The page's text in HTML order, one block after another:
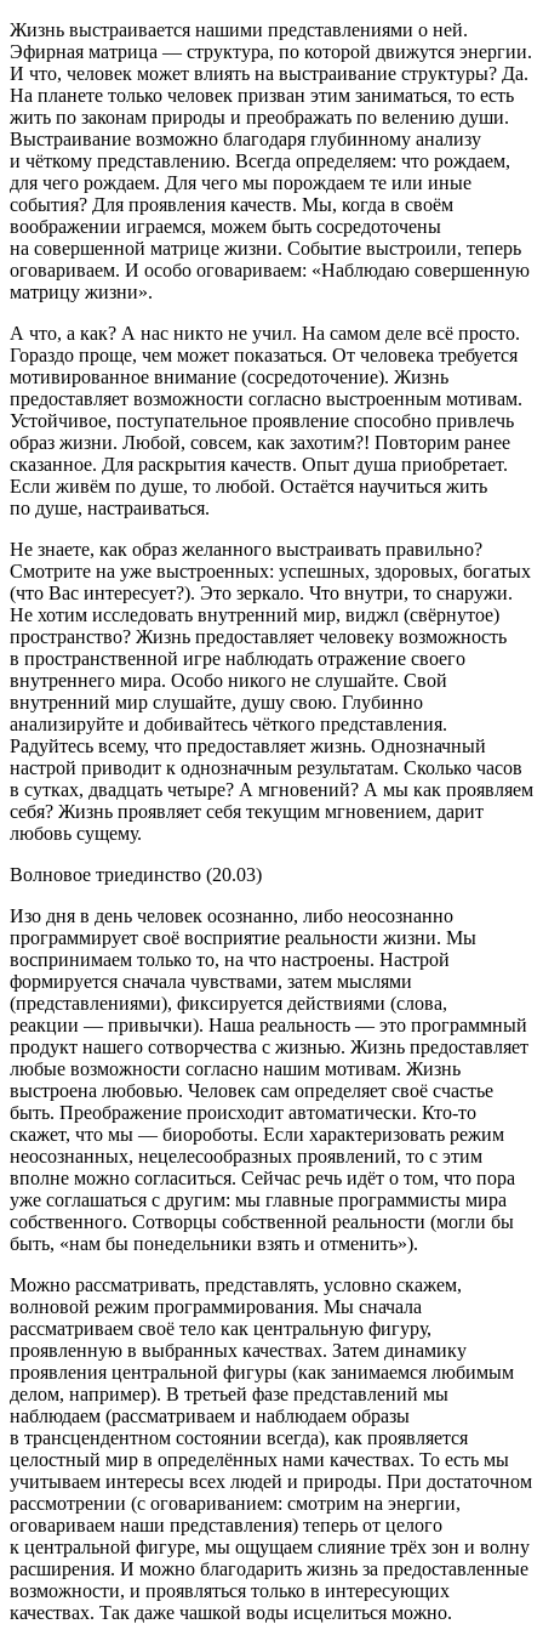
Жизнь выстраивается нашими представлениями о ней.
Эфирная матрица — структура, по которой движутся энергии.
И что, человек может влиять на выстраивание структуры? Да.
На планете только человек призван этим заниматься, то есть
жить по законам природы и преображать по велению души.
Выстраивание возможно благодаря глубинному анализу
и чёткому представлению. Всегда определяем: что рождаем,
для чего рождаем. Для чего мы порождаем те или иные
события? Для проявления качеств. Мы, когда в своём
воображении играемся, можем быть сосредоточены
на совершенной матрице жизни. Событие выстроили, теперь
оговариваем. И особо оговариваем: «Наблюдаю совершенную
матрицу жизни».
А что, а как? А нас никто не учил. На самом деле всё просто.
Гораздо проще, чем может показаться. От человека требуется
мотивированное внимание (сосредоточение). Жизнь
предоставляет возможности согласно выстроенным мотивам.
Устойчивое, поступательное проявление способно привлечь
образ жизни. Любой, совсем, как захотим?! Повторим ранее
сказанное. Для раскрытия качеств. Опыт душа приобретает.
Если живём по душе, то любой. Остаётся научиться жить
по душе, настраиваться.
Не знаете, как образ желанного выстраивать правильно?
Смотрите на уже выстроенных: успешных, здоровых, богатых
(что Вас интересует?). Это зеркало. Что внутри, то снаружи.
Не хотим исследовать внутренний мир, виджл (свёрнутое)
пространство? Жизнь предоставляет человеку возможность
в пространственной игре наблюдать отражение своего
внутреннего мира. Особо никого не слушайте. Свой
внутренний мир слушайте, душу свою. Глубинно
анализируйте и добивайтесь чёткого представления.
Радуйтесь всему, что предоставляет жизнь. Однозначный
настрой приводит к однозначным результатам. Сколько часов
в сутках, двадцать четыре? А мгновений? А мы как проявляем
себя? Жизнь проявляет себя текущим мгновением, дарит
любовь сущему.
Волновое триединство (20.03)
Изо дня в день человек осознанно, либо неосознанно
программирует своё восприятие реальности жизни. Мы
воспринимаем только то, на что настроены. Настрой
формируется сначала чувствами, затем мыслями
(представлениями), фиксируется действиями (слова,
реакции — привычки). Наша реальность — это программный
продукт нашего сотворчества с жизнью. Жизнь предоставляет
любые возможности согласно нашим мотивам. Жизнь
выстроена любовью. Человек сам определяет своё счастье
быть. Преображение происходит автоматически. Кто-то
скажет, что мы — биороботы. Если характеризовать режим
неосознанных, нецелесообразных проявлений, то с этим
вполне можно согласиться. Сейчас речь идёт о том, что пора
уже соглашаться с другим: мы главные программисты мира
собственного. Сотворцы собственной реальности (могли бы
быть, «нам бы понедельники взять и отменить»).
Можно рассматривать, представлять, условно скажем,
волновой режим программирования. Мы сначала
рассматриваем своё тело как центральную фигуру,
проявленную в выбранных качествах. Затем динамику
проявления центральной фигуры (как занимаемся любимым
делом, например). В третьей фазе представлений мы
наблюдаем (рассматриваем и наблюдаем образы
в трансцендентном состоянии всегда), как проявляется
целостный мир в определённых нами качествах. То есть мы
учитываем интересы всех людей и природы. При достаточном
рассмотрении (с оговариванием: смотрим на энергии,
оговариваем наши представления) теперь от целого
к центральной фигуре, мы ощущаем слияние трёх зон и волну
расширения. И можно благодарить жизнь за предоставленные
возможности, и проявляться только в интересующих
качествах. Так даже чашкой воды исцелиться можно.